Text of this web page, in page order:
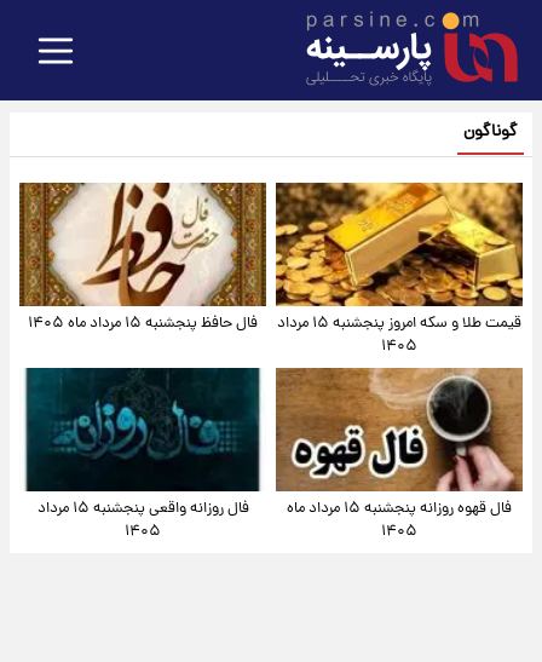
گوناگون
قیمت طلا و سکه امروز پنجشنبه ۱۵ مرداد
۱۴۰۵
فال حافظ پنجشنبه ۱۵ مرداد ماه ۱۴۰۵
فال قهوه روزانه پنجشنبه ۱۵ مرداد ماه
۱۴۰۵
فال روزانه واقعی پنجشنبه ۱۵ مرداد
۱۴۰۵